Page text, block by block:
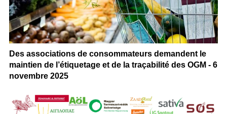
Des associations de consommateurs demandent le
maintien de l’étiquetage et de la traçabilité des OGM - 6
novembre 2025